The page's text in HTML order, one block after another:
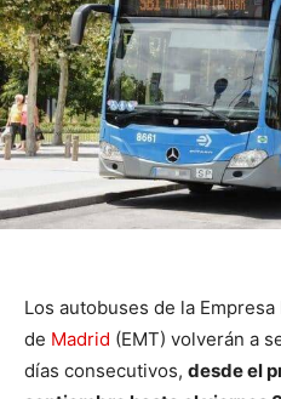
Los autobuses de la
de Madrid (EMT) volverán a
días consecutivos, desde el